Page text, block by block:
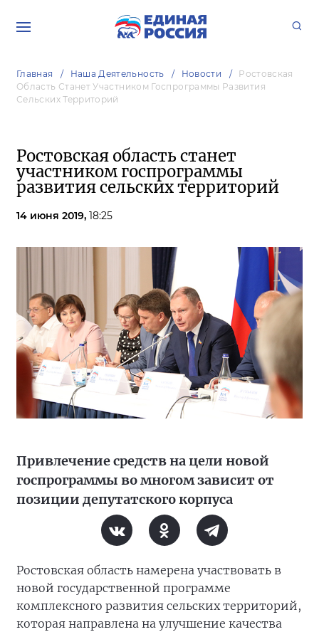
Главная Наша Деятельность Новости
Ростовская
Область Станет Участником Госпрограммы Развития
Сельских Территорий
Ростовская область станет
участником госпрограммы
развития сельских территорий
14 июня 2019, 18:25
Привлечение средств на цели новой
госпрограммы во многом зависит от
позиции депутатского корпуса
Ростовская область намерена участвовать в
новой государственной программе
комплексного развития сельских территорий,
которая направлена на улучшение качества